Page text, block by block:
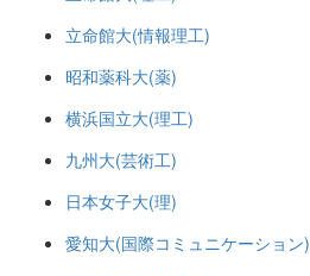
立命館大(情報理工)
昭和薬科大(薬)
横浜国立大(理工)
九州大(芸術工)
日本女子大(理)
愛知大(国際コミュニケーション)